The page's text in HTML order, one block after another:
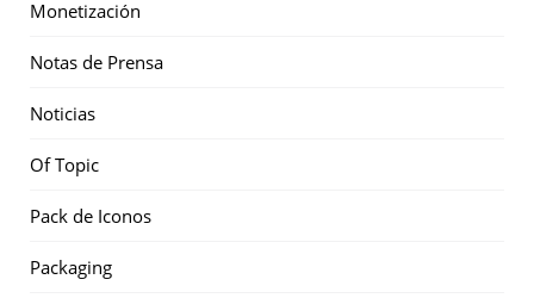
Monetización
Notas de Prensa
Noticias
Of Topic
Pack de Iconos
Packaging